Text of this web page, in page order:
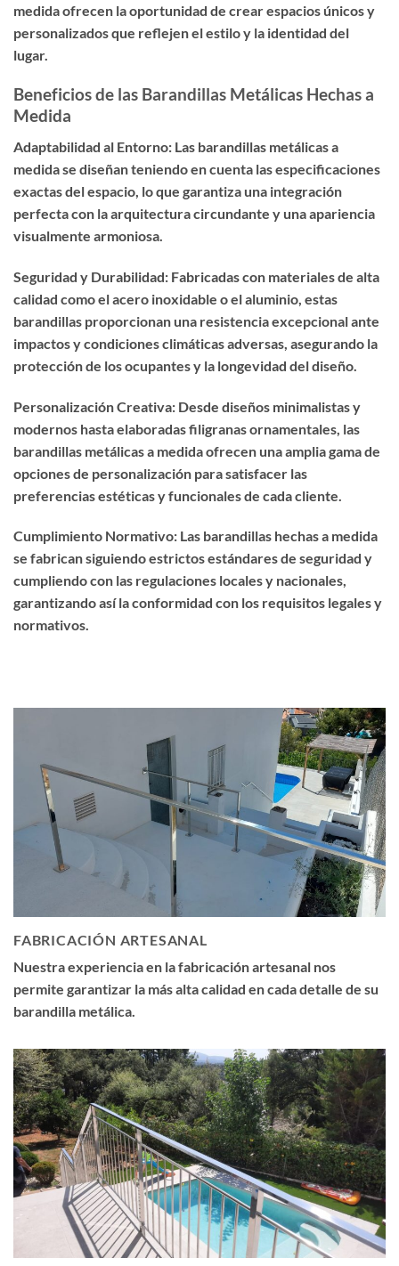
medida ofrecen la oportunidad de crear espacios únicos y
personalizados que reflejen el estilo y la identidad del
lugar.
Beneficios de las Barandillas Metálicas Hechas a
Medida
Adaptabilidad al Entorno: Las barandillas metálicas a
medida se diseñan teniendo en cuenta las especificaciones
exactas del espacio, lo que garantiza una integración
perfecta con la arquitectura circundante y una apariencia
visualmente armoniosa.
Seguridad y Durabilidad: Fabricadas con materiales de alta
calidad como el acero inoxidable o el aluminio, estas
barandillas proporcionan una resistencia excepcional ante
impactos y condiciones climáticas adversas, asegurando la
protección de los ocupantes y la longevidad del diseño.
Personalización Creativa: Desde diseños minimalistas y
modernos hasta elaboradas filigranas ornamentales, las
barandillas metálicas a medida ofrecen una amplia gama de
opciones de personalización para satisfacer las
preferencias estéticas y funcionales de cada cliente.
Cumplimiento Normativo: Las barandillas hechas a medida
se fabrican siguiendo estrictos estándares de seguridad y
cumpliendo con las regulaciones locales y nacionales,
garantizando así la conformidad con los requisitos legales y
normativos.
FABRICACIÓN ARTESANAL
Nuestra experiencia en la fabricación artesanal nos
permite garantizar la más alta calidad en cada detalle de su
barandilla metálica.